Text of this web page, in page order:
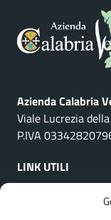
Azienda Calabria
Viale Lucrezia
P.IVA
LINK UTILI